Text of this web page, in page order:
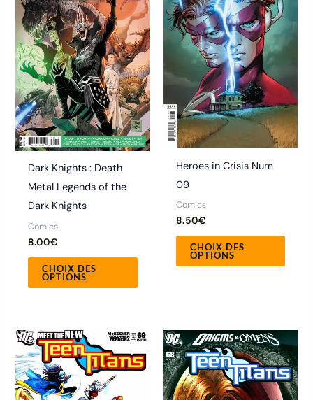
Dark Knights : Death
Metal Legends of the
Dark Knights
Comics
8.00€
CHOIX DES
OPTIONS
plusieurs
variations.
Les
options
peuvent
être
choisies
sur
Heroes in Crisis Num
09
Comics
8.50€
CHOIX DES
OPTIONS
Les
être
sur
Ce
produit
plusieurs
Ce
a